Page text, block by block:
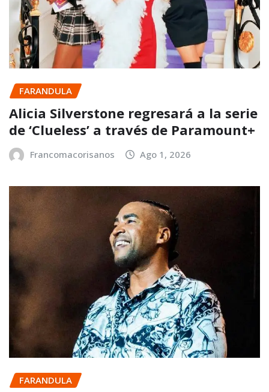
FARANDULA
Alicia Silverstone regresará a la serie
de ‘Clueless’ a través de Paramount+
Francomacorisanos Ago 1, 2026
FARANDULA